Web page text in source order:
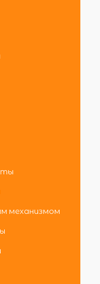
механизмом